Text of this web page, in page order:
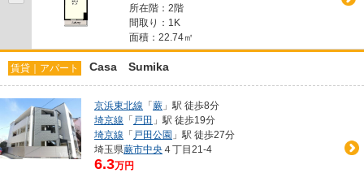
所在階：2階
間取り：1K
面積：22.74㎡
賃貸｜アパート Casa Sumika
京浜東北線 「蕨 」駅 徒歩8分
埼京線 「 戸田 」駅 徒歩19分
埼京線 「 戸田公園 」駅 徒歩27分
埼玉県蕨市中央４丁目21-4
6.3万円